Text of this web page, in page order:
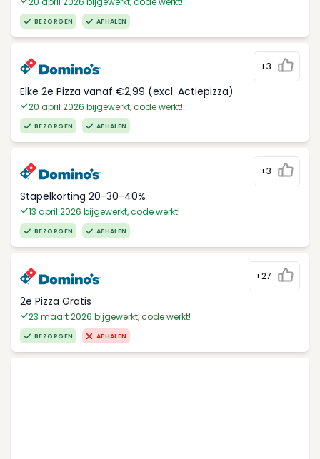
BEZORGEN AFHALEN
+3
Elke 2e Pizza vanaf €2,99 (excl. Actiepizza)
20 april 2026 bijgewerkt, code werkt!
BEZORGEN AFHALEN
+3
Stapelkorting 20-30-40%
13 april 2026 bijgewerkt, code werkt!
BEZORGEN AFHALEN
+27
2e Pizza Gratis
23 maart 2026 bijgewerkt, code werkt!
BEZORGEN AFHALEN